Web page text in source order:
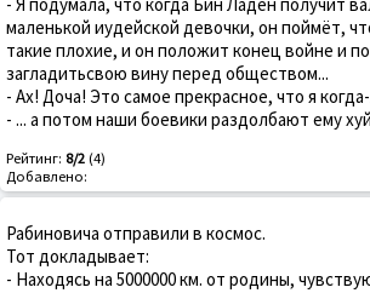
- Я подумала, что когда Бин Ладен получит
маленькой иудейской девочки, он поймёт,
такие плохие, и он положит конец войне и
загладитьсвою вину перед обществом...
- Ах! Доча! Это самое прекрасное, что я
- ... а потом наши боевики раздолбают ему
Рейтинг: 8/2 (4)
Добавлено:
Рабиновича отправили в космос.
Тот докладывает:
- Находясь на 5000000 км. от родины,